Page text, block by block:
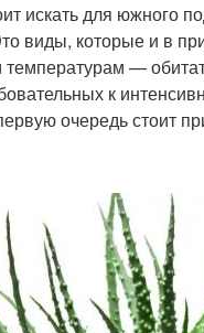
искать для южного
виды, которые и в
—
к
очередь стоит